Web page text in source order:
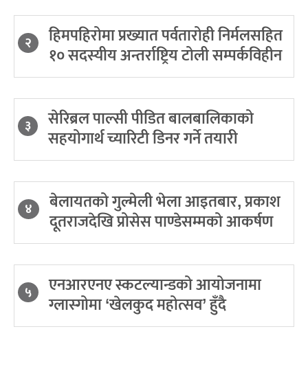
२ हिमपहिरोमा प्रख्यात पर्वतारोही निर्मलसहित
१० सदस्यीय अन्तर्राष्ट्रिय टोली सम्पर्कविहीन
३ सेरिब्रल पाल्सी पीडित बालबालिकाको
सहयोगार्थ च्यारिटी डिनर गर्ने तयारी
४ बेलायतको गुल्मेली भेला आइतबार, प्रकाश
दूतराजदेखि प्रोसेस पाण्डेसम्मको आकर्षण
५ एनआरएनए स्कटल्यान्डको आयोजनामा
ग्लास्गोमा ‘खेलकुद महोत्सव’ हुँदै